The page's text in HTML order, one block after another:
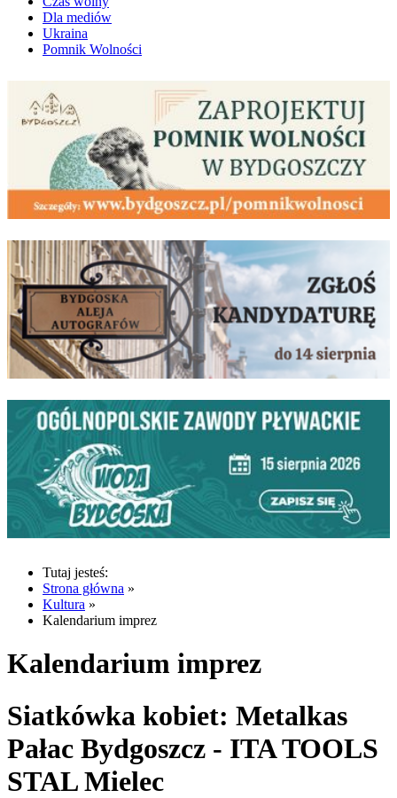
Dla mediów
Ukraina
Pomnik Wolności
Tutaj jesteś:
Strona główna »
Kultura »
Kalendarium imprez
Kalendarium imprez
Siatkówka kobiet: Metalkas
Pałac Bydgoszcz - ITA TOOLS
STAL Mielec